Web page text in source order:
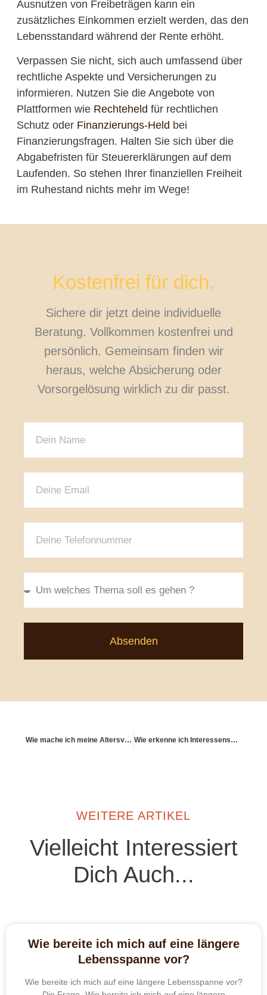
Ausnutzen von Freibeträgen kann ein
zusätzliches Einkommen erzielt werden, das den
Lebensstandard während der Rente erhöht.
Verpassen Sie nicht, sich auch umfassend über
rechtliche Aspekte und Versicherungen zu
informieren. Nutzen Sie die Angebote von
Plattformen wie Rechteheld für rechtlichen
Schutz oder Finanzierungs-Held bei
Finanzierungsfragen. Halten Sie sich über die
Abgabefristen für Steuererklärungen auf dem
Laufenden. So stehen Ihrer finanziellen Freiheit
im Ruhestand nichts mehr im Wege!
Kostenfrei für dich.
Sichere dir jetzt deine individuelle
Beratung. Vollkommen kostenfrei und
persönlich. Gemeinsam finden wir
heraus, welche Absicherung oder
Vorsorgelösung wirklich zu dir passt.
Absenden
Wie mache ich meine Altersvorsorge „vererbbar“ im weiten Sinne? Wie erkenne ich Interessenskonflikte bei Finanzberatern?
WEITERE ARTIKEL
Vielleicht Interessiert
Dich Auch...
Wie bereite ich mich auf eine längere
Lebensspanne vor?
Wie bereite ich mich auf eine längere Lebensspanne vor?